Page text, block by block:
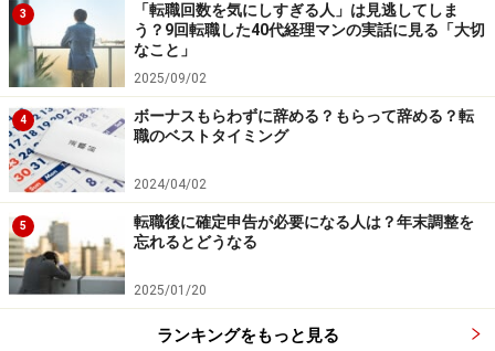
3
「転職回数を気にしすぎる人」は見逃してしま
う？9回転職した40代経理マンの実話に見る「大切
なこと」
2025/09/02
4
ボーナスもらわずに辞める？もらって辞める？転
職のベストタイミング
2024/04/02
5
転職後に確定申告が必要になる人は？年末調整を
忘れるとどうなる
2025/01/20
ランキングをもっと見る